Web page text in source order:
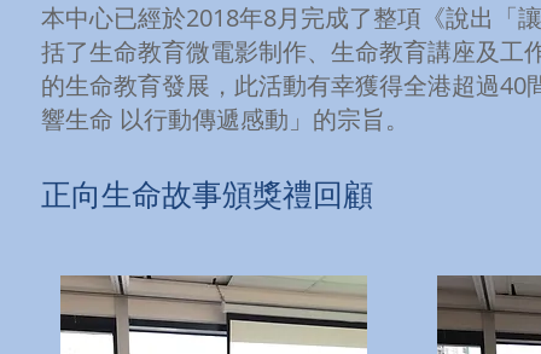
本中心已經於2018年8月完成了整項《說出「
括了生命教育微電影制作、生命教育講座及
的生命教育發展，此活動有幸獲得全港超過
響生命 以行動傳遞感動」的宗旨。
​正向生命故事頒獎禮回顧